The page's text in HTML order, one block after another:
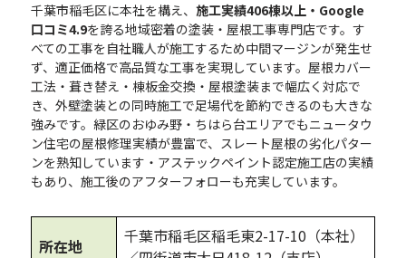
千葉市稲毛区に本社を構え、 施工実績406棟以上・Google
口コミ4.9を誇る地域密着の塗装・屋根工事専門店です。す
べての工事を自社職人が施工するため中間マージンが発生せ
ず、適正価格で高品質な工事を実現しています。屋根カバー
工法・葺き替え・棟板金交換・屋根塗装まで幅広く対応で
き、外壁塗装との同時施工で足場代を節約できるのも大きな
強みです。緑区のおゆみ野・ちはら台エリアでもニュータウ
ン住宅の屋根修理実績が豊富で、スレート屋根の劣化パター
ンを熟知しています・アステックペイント認定施工店の実績
もあり、施工後のアフターフォローも充実しています。
所在地
千葉市稲毛区稲毛東2-17-10（本社）